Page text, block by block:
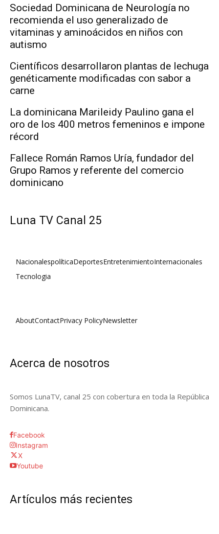
Sociedad Dominicana de Neurología no
recomienda el uso generalizado de
vitaminas y aminoácidos en niños con
autismo
Científicos desarrollaron plantas de lechuga
genéticamente modificadas con sabor a
carne
La dominicana Marileidy Paulino gana el
oro de los 400 metros femeninos e impone
récord
Fallece Román Ramos Uría, fundador del
Grupo Ramos y referente del comercio
dominicano
Luna TV Canal 25
NacionalespolíticaDeportesEntretenimientoInternacionales
Tecnologia
AboutContactPrivacy PolicyNewsletter
Acerca de nosotros
Somos LunaTV, canal 25 con cobertura en toda la República
Dominicana.
Facebook
Instagram
X
Youtube
Artículos más recientes